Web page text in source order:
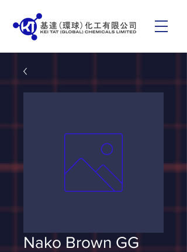
Nako Brown GG